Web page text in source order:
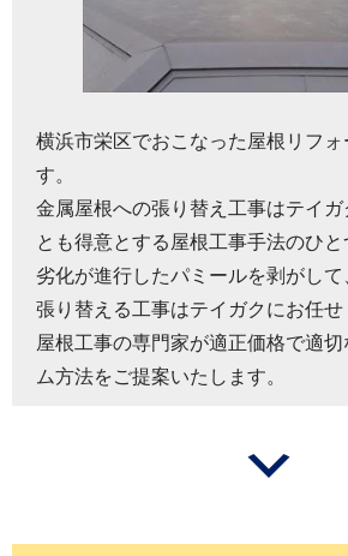
横浜市栄区でおこなった屋根リフ
す。
金属屋根への張り替え工事はテイ
とも得意とする屋根工事手法のひと
劣化が進行したパミールを剥がし
張り替える工事はテイガクにお任せ
屋根工事の専門家が適正価格で適
ム方法をご提案いたします。